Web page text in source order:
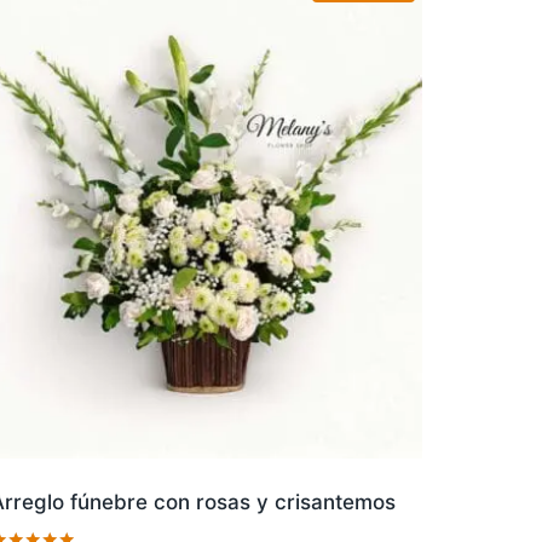
fúnebre con rosas y crisantemos